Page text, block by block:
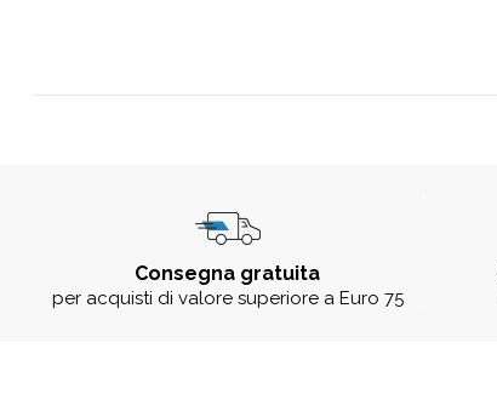
Consegna gratuita
per acquisti di valore superiore a Euro 75